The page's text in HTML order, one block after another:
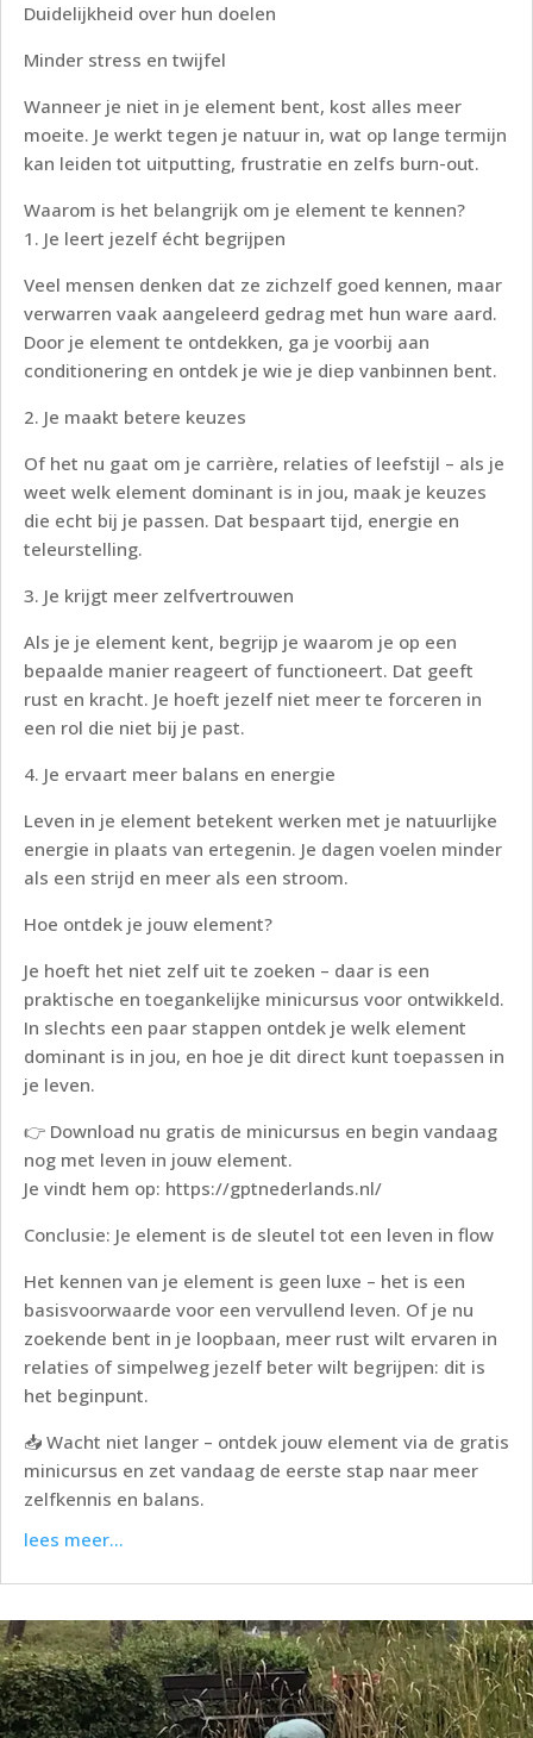
Duidelijkheid over hun doelen
Minder stress en twijfel
Wanneer je niet in je element bent, kost alles meer
moeite. Je werkt tegen je natuur in, wat op lange termijn
kan leiden tot uitputting, frustratie en zelfs burn-out.
Waarom is het belangrijk om je element te kennen?
1. Je leert jezelf écht begrijpen
Veel mensen denken dat ze zichzelf goed kennen, maar
verwarren vaak aangeleerd gedrag met hun ware aard.
Door je element te ontdekken, ga je voorbij aan
conditionering en ontdek je wie je diep vanbinnen bent.
2. Je maakt betere keuzes
Of het nu gaat om je carrière, relaties of leefstijl – als je
weet welk element dominant is in jou, maak je keuzes
die echt bij je passen. Dat bespaart tijd, energie en
teleurstelling.
3. Je krijgt meer zelfvertrouwen
Als je je element kent, begrijp je waarom je op een
bepaalde manier reageert of functioneert. Dat geeft
rust en kracht. Je hoeft jezelf niet meer te forceren in
een rol die niet bij je past.
4. Je ervaart meer balans en energie
Leven in je element betekent werken met je natuurlijke
energie in plaats van ertegenin. Je dagen voelen minder
als een strijd en meer als een stroom.
Hoe ontdek je jouw element?
Je hoeft het niet zelf uit te zoeken – daar is een
praktische en toegankelijke minicursus voor ontwikkeld.
In slechts een paar stappen ontdek je welk element
dominant is in jou, en hoe je dit direct kunt toepassen in
je leven.
👉 Download nu gratis de minicursus en begin vandaag
nog met leven in jouw element.
Je vindt hem op: https://gptnederlands.nl/
Conclusie: Je element is de sleutel tot een leven in flow
Het kennen van je element is geen luxe – het is een
basisvoorwaarde voor een vervullend leven. Of je nu
zoekende bent in je loopbaan, meer rust wilt ervaren in
relaties of simpelweg jezelf beter wilt begrijpen: dit is
het beginpunt.
📥 Wacht niet langer – ontdek jouw element via de gratis
minicursus en zet vandaag de eerste stap naar meer
zelfkennis en balans.
lees meer...